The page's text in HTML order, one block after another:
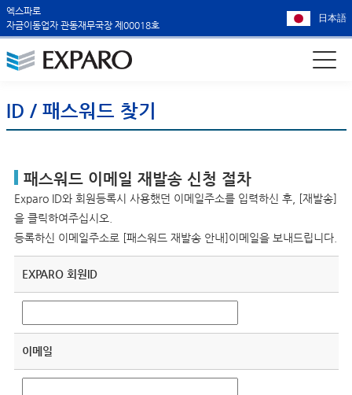
엑스파로
자금이동업자 관동재무국장 제00018호
日本語
ID / 패스워드 찾기
패스워드 이메일 재발송 신청 절차
Exparo ID와 회원등록시 사용했던 이메일주소를 입력하신 후, [재발송]
을 클릭하여주십시오.
등록하신 이메일주소로 [패스워드 재발송 안내]이메일을 보내드립니다.
EXPARO 회원ID
이메일